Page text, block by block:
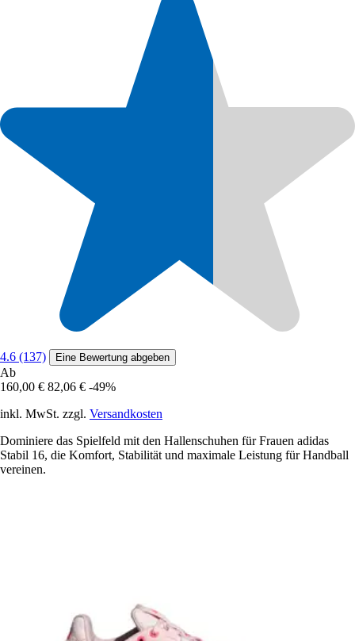
4.6 (137) Eine Bewertung abgeben
Ab
160,00 € 82,06 € -49%
inkl. MwSt. zzgl. Versandkosten
Dominiere das Spielfeld mit den Hallenschuhen für Frauen adidas
Stabil 16, die Komfort, Stabilität und maximale Leistung für Handball
vereinen.